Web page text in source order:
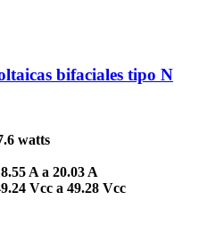
bifaciales tipo N
watts
A a 20.03 A
Vcc a 49.28 Vcc